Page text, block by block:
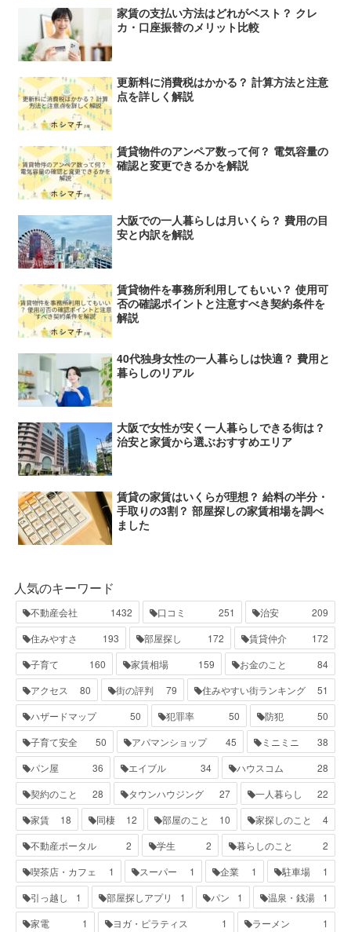
家賃の支払い方法はどれがベスト？ クレ
カ・口座振替のメリット比較
更新料に消費税はかかる？ 計算方法と注意
点を詳しく解説
賃貸物件のアンペア数って何？ 電気容量の
確認と変更できるかを解説
大阪での一人暮らしは月いくら？ 費用の目
安と内訳を解説
賃貸物件を事務所利用してもいい？ 使用可
否の確認ポイントと注意すべき契約条件を
解説
40代独身女性の一人暮らしは快適？ 費用と
暮らしのリアル
大阪で女性が安く一人暮らしできる街は？
治安と家賃から選ぶおすすめエリア
賃貸の家賃はいくらが理想？ 給料の半分・
手取りの3割？ 部屋探しの家賃相場を調べ
ました
人気のキーワード
不動産会社 1432 口コミ 251 治安
209
住みやすさ
193 部屋探し 172 賃貸仲介
172
子育て
160 家賃相場 159 お金のこと
84
アクセス
80 街の評判 79 住みやすい街ランキング
51
ハザードマップ
50 犯罪率 50 防犯
50
子育て安全
50 アパマンショップ 45 ミニミニ
38
パン屋
36 エイブル 34 ハウスコム
28
契約のこと
28 タウンハウジング 27 一人暮らし
22
家賃
18 同棲 12 部屋のこと 10 家探しのこと
4
不動産ポータル
2 学生 2 暮らしのこと
2
喫茶店・カフェ
1 スーパー 1 企業 1 駐車場
1
引っ越し
1 部屋探しアプリ 1 パン 1 温泉・銭湯
1
家電
1 ヨガ・ピラティス 1 ラーメン 1